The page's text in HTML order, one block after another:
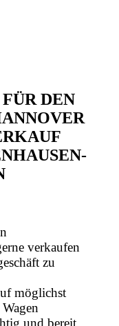
DEN
verkaufen
zu
möglichst
und bereit